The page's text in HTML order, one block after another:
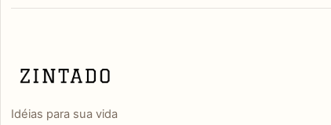
Idéias para sua vida